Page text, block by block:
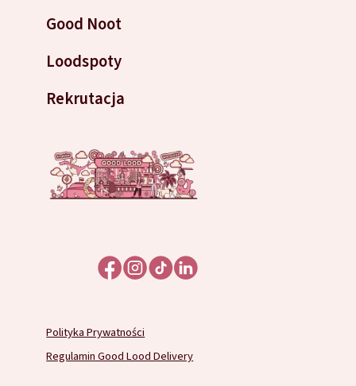
Good Noot
Loodspoty
Rekrutacja
Polityka Prywatności
Regulamin Good Lood Delivery